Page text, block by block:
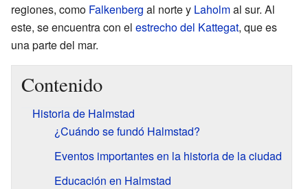
regiones, como Falkenberg al norte y Laholmal sur. Al
este, se encuentra con el estrecho del Kattegat, que es
una parte del mar.
Contenido
Historia de Halmstad
¿Cuándo se fundó Halmstad?
Eventos importantes en la historia de la ciudad
Educación en Halmstad